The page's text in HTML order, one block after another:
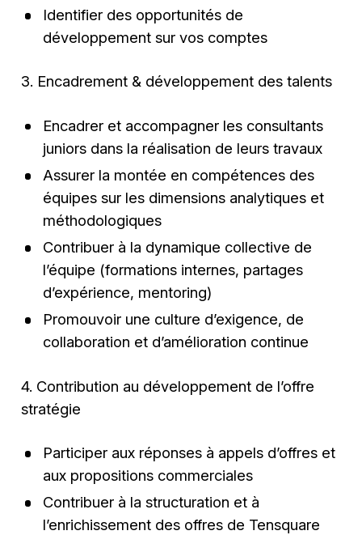
Identifier des opportunités de
développement sur vos comptes
3. Encadrement & développement des talents
Encadrer et accompagner les consultants
juniors dans la réalisation de leurs travaux
Assurer la montée en compétences des
équipes sur les dimensions analytiques et
méthodologiques
Contribuer à la dynamique collective de
l’équipe (formations internes, partages
d’expérience, mentoring)
Promouvoir une culture d’exigence, de
collaboration et d’amélioration continue
4. Contribution au développement de l’offre
stratégie
Participer aux réponses à appels d’offres et
aux propositions commerciales
Contribuer à la structuration et à
l’enrichissement des offres de Tensquare